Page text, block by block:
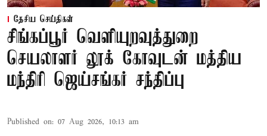
தேசிய செய்திகள்
சிங்கப்பூர் வெளியுறவுத்துறை
செயலாளர் லூக் கோவுடன் மத்திய
மந்திரி ஜெய்சங்கர் சந்திப்பு
Published on: 07 Aug 2026, 10:13 am